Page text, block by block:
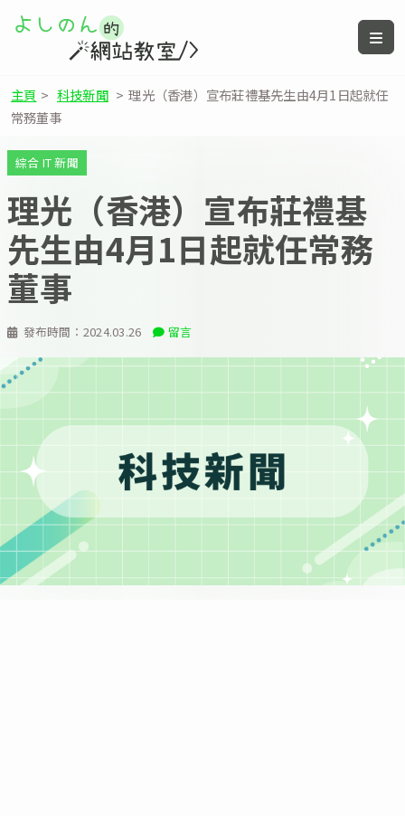
主頁 > 科技新聞 > 理光（香港）宣布莊禮基先生由4月1日起就任
常務董事
發布時間： 2024.03.26 留言
綜合 IT 新聞
理光（香港）宣布莊禮基
先生由4月1日起就任常務
董事